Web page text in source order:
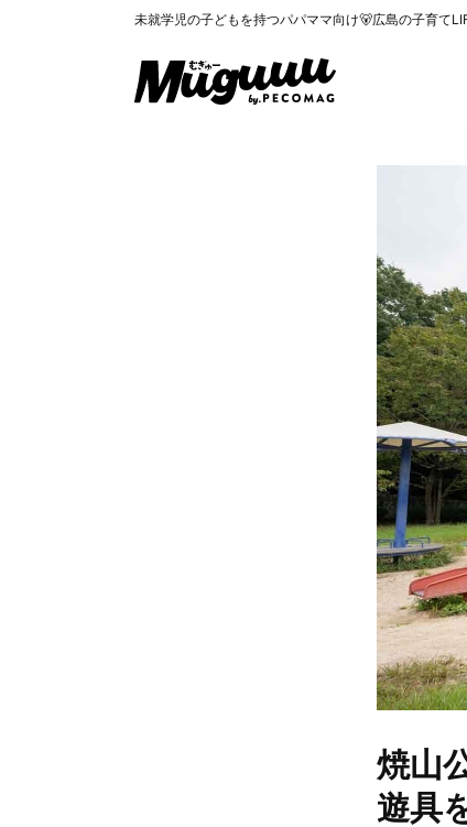
未就学児の子どもを持つパパママ向け🐻広島の子育て
焼山
遊具